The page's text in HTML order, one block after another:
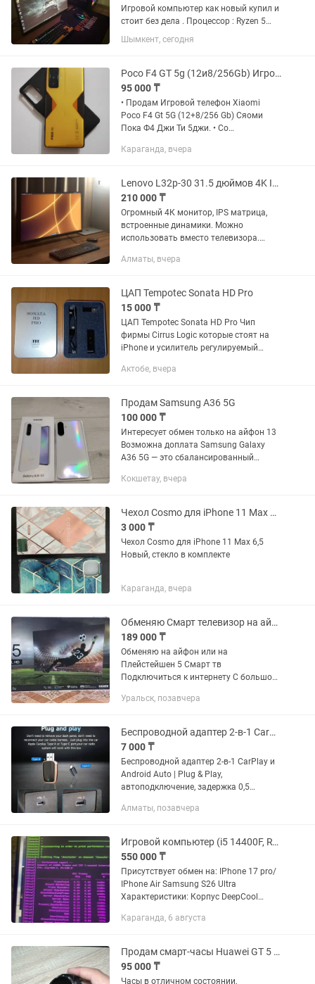
Игровой компьютер как новый купил и
стоит без дела . Процессор : Ryzen 5
7500f Оперативка : DDR 5 32 gb
Видеокарта : RTX 5060 SSD : Kingston
на...
Шымкент, сегодня
Poco F4 GT 5g (12и8/256Gb) Игровой телефон Пока Ф4 ДжиТи Xiaomi
95 000 ₸
• Продам Игровой телефон Xiaomi
Poco F4 Gt 5G (12+8/256 Gb) Сяоми
Пока Ф4 Джи Ти 5джи. • Со
очень удобно подходят для игр. • Без
Караганда, вчера
Lenovo L32p-30 31.5 дюймов 4K IPS USB-C 75W и кронштейн Brotec в подарок
210 000 ₸
Огромный 4К монитор, IPS матрица,
встроенные динамики. Можно
использовать вместо телевизора.
программирования, дизайна,
просмотра...
Алматы, вчера
ЦАП Tempotec Sonata HD Pro
15 000 ₸
ЦАП Tempotec Sonata HD Pro Чип
фирмы Cirrus Logic которые стоят на
iPhone и усилитель регулируемый
Последние обновления прошивки
Актобе, вчера
Продам Samsung A36 5G
100 000 ₸
Интересует обмен только на айфон 13
Возможна доплата Samsung Galaxy
A36 5G — это сбалансированный
с хорошими характеристиками. Есть
Кокшетау, вчера
Чехол Cosmo для iPhone 11 Max 6,5
3 000 ₸
Чехол Cosmo для iPhone 11 Max 6,5
Новый, стекло в комплекте
Караганда, вчера
Обменяю Смарт телевизор на айфон или на Пс 5 или на мопед
189 000 ₸
Обменяю на айфон или на
Плейстейшен 5 Смарт тв
Подключиться к интернету С большой
пользовались С коробкой Есть пульт,
Уральск, позавчера
Беспроводной адаптер 2-в-1 CarPlay и Android Auto
7 000 ₸
Беспроводной адаптер 2-в-1 CarPlay и
Android Auto | Plug & Play,
автоподключение, задержка 0,5
связи и Wi-Fi, компактный дизайн, для
Алматы, позавчера
Игровой компьютер (i5 14400F, RTX 4060)
550 000 ₸
Присутствует обмен на: IPhone 17 pro/
IPhone Air Samsung S26 Ultra
Характеристики: Корпус DeepСool
14400F (2.5 МГЦ) Видеокарта: Asus
Караганда, 6 августа
Продам смарт-часы Huawei GT 5 Pro
95 000 ₸
Часы в отличном состоянии,